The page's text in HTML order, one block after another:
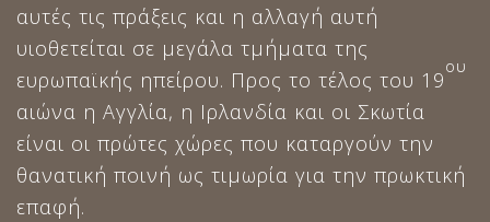
αυτές τις πράξεις και η αλλαγή αυτή
υιοθετείται σε μεγάλα τμήματα της
ευρωπαϊκής ηπείρου. Προς το τέλος του 19
ου
αιώνα η Αγγλία, η Ιρλανδία και οι Σκωτία
είναι οι πρώτες χώρες που καταργούν την
θανατική ποινή ως τιμωρία για την πρωκτική
επαφή.